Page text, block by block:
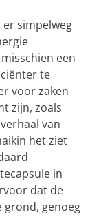
simpelweg
een
te
voor zaken
zijn, zoals
van
het ziet
in
dat de
grond, genoeg